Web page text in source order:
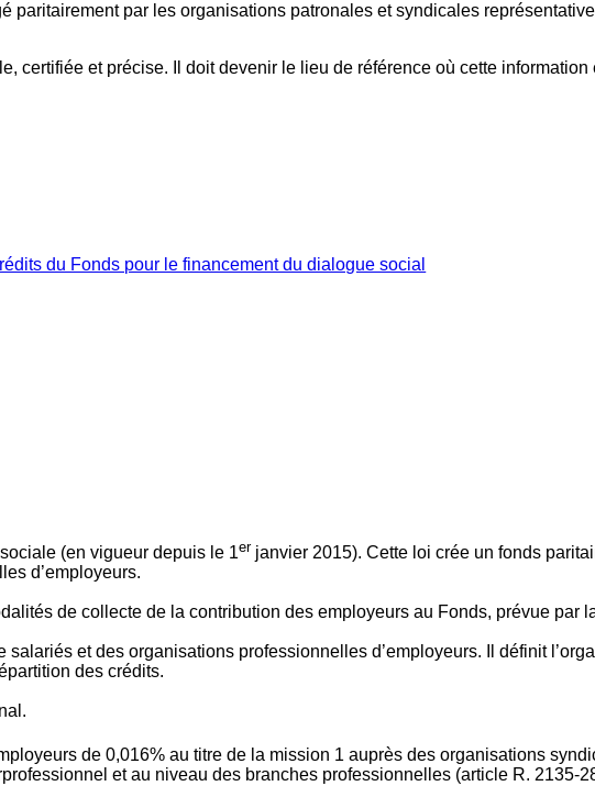
paritairement par les organisations patronales et syndicales
certifiée et précise. Il doit devenir le lieu de référence où cette
du Fonds pour le financement du dialogue social
(en vigueur depuis le 1er janvier 2015). Cette loi crée un fonds
d’employeurs.
de collecte de la contribution des employeurs au Fonds, prévue par
et des organisations professionnelles d’employeurs. Il définit
des crédits.
de 0,016% au titre de la mission 1 auprès des organisations
et au niveau des branches professionnelles (article R.